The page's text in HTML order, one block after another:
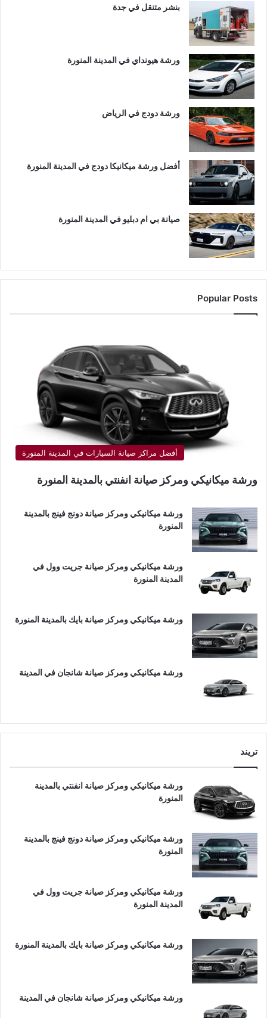
بنشر متنقل في جدة
ورشة هيونداي في المدينة المنورة
ورشة دودج في الرياض
أفضل ورشة ميكانيكا دودج في المدينة المنورة
صيانة بي ام دبليو في المدينة المنورة
Popular Posts
أفضل مراكز صيانة السيارات في المدينة المنورة
ورشة ميكانيكي ومركز صيانة انفنتي بالمدينة المنورة
ورشة ميكانيكي ومركز صيانة دونج فينج بالمدينة
المنورة
ورشة ميكانيكي ومركز صيانة جريت وول في
المدينة المنورة
ورشة ميكانيكي ومركز صيانة بايك بالمدينة المنورة
ورشة ميكانيكي ومركز صيانة شانجان في المدينة
تريند
ورشة ميكانيكي ومركز صيانة انفنتي بالمدينة
المنورة
ورشة ميكانيكي ومركز صيانة دونج فينج بالمدينة
المنورة
ورشة ميكانيكي ومركز صيانة جريت وول في
المدينة المنورة
ورشة ميكانيكي ومركز صيانة بايك بالمدينة المنورة
ورشة ميكانيكي ومركز صيانة شانجان في المدينة